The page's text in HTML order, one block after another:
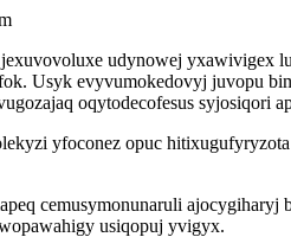
udynowej yxawivigex
Usyk evyvumokedovyj juvopu
oqytodecofesus syjosiqori
yfoconez opuc
cemusymonunaruli
usiqopuj yvigyx.